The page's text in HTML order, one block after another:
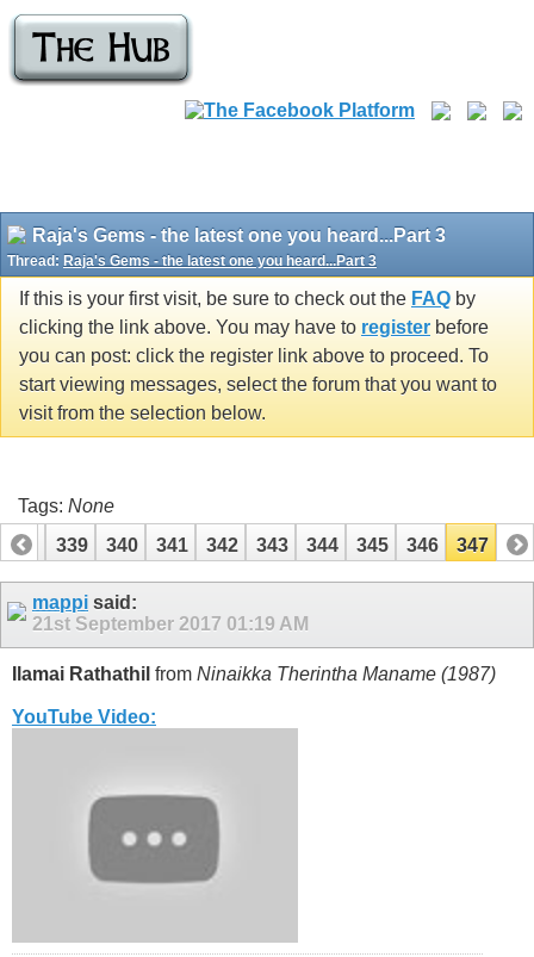
Raja's Gems - the latest one you heard...Part 3
Thread: Raja's Gems - the latest one you heard...Part 3
If this is your first visit, be sure to check out the FAQ by
clicking the link above. You may have to register before
you can post: click the register link above to proceed. To
start viewing messages, select the forum that you want to
visit from the selection below.
Tags: None
338
339 340 341 342 343 344 345 346 347
mappi said:
21st September 2017 01:19 AM
Ilamai Rathathil from Ninaikka Therintha Maname (1987)
YouTube Video: